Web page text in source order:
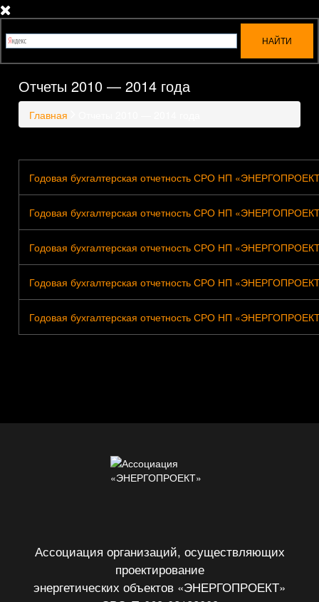
Отчеты 2010 — 2014 года
Главная
Годовая бухгалтерская отчетность СРО НП
Годовая бухгалтерская отчетность СРО НП
Годовая бухгалтерская отчетность СРО НП
Годовая бухгалтерская отчетность СРО НП
Годовая бухгалтерская отчетность СРО НП
Ассоциация организаций, осуществляющих
проектирование
энергетических объектов «ЭНЕРГОПРОЕКТ»